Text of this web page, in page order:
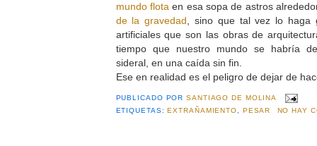
mundo flota en esa sopa de astros
de la gravedad , sino que tal vez lo haga
artificiales que son las obras de
tiempo que nuestro mundo se habría
sideral, en una caída sin fin.
Ese en realidad es el peligro de dejar de
PUBLICADO PORSANTIAGO DE MOLINA
ETIQUETAS:EXTRAÑAMIENTO PESAR NO HAY